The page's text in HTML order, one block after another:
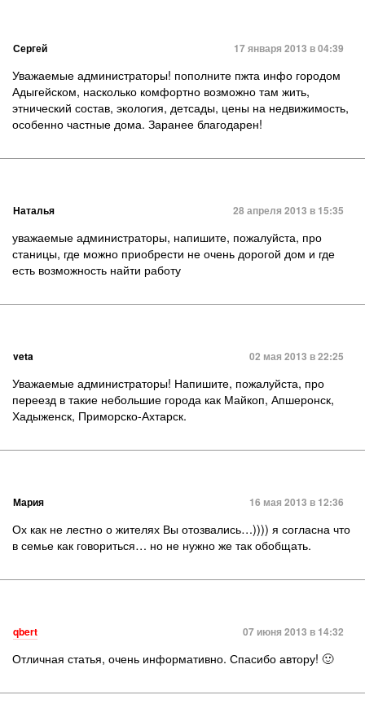
Сергей 17 января 2013 в 04:39
Уважаемые администраторы! пополните пжта инфо городом
Адыгейском, насколько комфортно возможно там жить,
этнический состав, экология, детсады, цены на недвижимость,
особенно частные дома. Заранее благодарен!
Наталья 28 апреля 2013 в 15:35
уважаемые администраторы, напишите, пожалуйста, про
станицы, где можно приобрести не очень дорогой дом и где
есть возможность найти работу
veta 02 мая 2013 в 22:25
Уважаемые администраторы! Напишите, пожалуйста, про
переезд в такие небольшие города как Майкоп, Апшеронск,
Хадыженск, Приморско-Ахтарск.
Мария 16 мая 2013 в 12:36
Ох как не лестно о жителях Вы отозвались…)))) я согласна что
в семье как говориться… но не нужно же так обобщать.
qbert 07 июня 2013 в 14:32
Отличная статья, очень информативно. Спасибо автору! 🙂